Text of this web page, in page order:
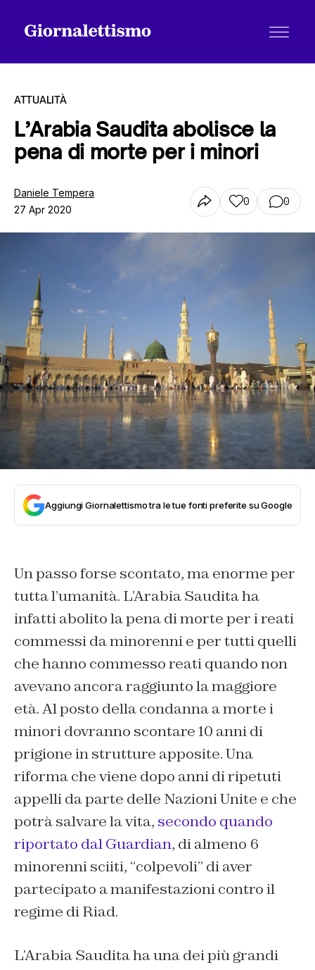
Tutti gli articoli
Chi siamo
Contatti
ATTUALITÀ
L’Arabia Saudita abolisce la
pena di morte per i minori
Daniele Tempera
27 Apr 2020
0 0
Aggiungi Giornalettismo tra le tue fonti preferite su Google
Un passo forse scontato, ma enorme per
tutta l’umanità. L’Arabia Saudita ha
infatti abolito la pena di morte per i reati
commessi da minorenni e per tutti quelli
che hanno commesso reati quando non
avevano ancora raggiunto la maggiore
età. Al posto della condanna a morte i
minori dovranno scontare 10 anni di
prigione in strutture apposite. Una
riforma che viene dopo anni di ripetuti
appelli da parte delle Nazioni Unite e che
potrà salvare la vita, secondo quando
riportato dal Guardian, di almeno 6
minorenni sciiti, “colpevoli” di aver
partecipato a manifestazioni contro il
regime di Riad.
L’Arabia Saudita ha una dei più grandi